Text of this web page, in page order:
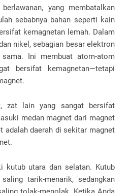
yang membatalkan
sebabnya bahan seperti kain
kemagnetan lemah. Dalam
nikel, sebagian besar elektron
Ini membuat atom-atom
bersifat kemagnetan—tetapi
zat lain yang sangat bersifat
medan magnet dari magnet
adalah daerah di sekitar magnet
kutub utara dan selatan. Kutub
tarik-menarik, sedangkan